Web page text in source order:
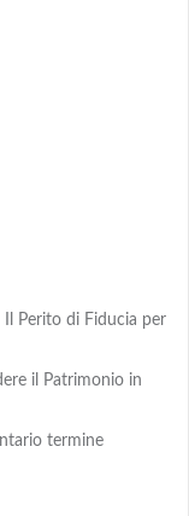
Il Perito di Fiducia per
il Patrimonio in
termine